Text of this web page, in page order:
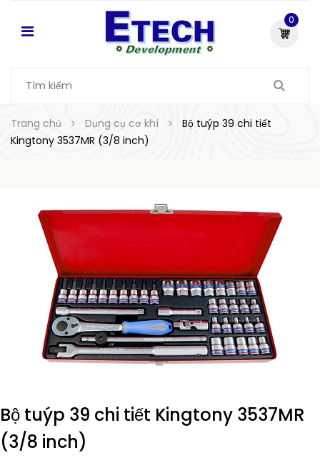
0
Trang chủ Dụng cụ cơ khí
Bộ tuýp 39 chi tiết
Kingtony 3537MR (3/8 inch)
Bộ tuýp 39 chi tiết Kingtony 3537MR
(3/8 inch)